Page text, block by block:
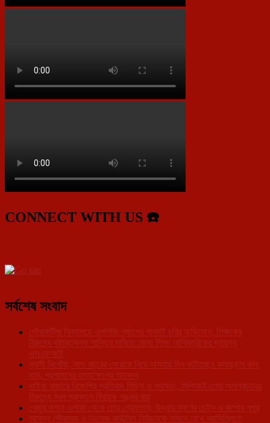
CONNECT WITH US ☎️
সর্বশেষ সংবাদ
গৌরাঙ্গটিলা বিদ্যালয়ে এলপিজি গ্যাসের পাসবই চুরির অভিযোগ, শিক্ষকের
বিরুদ্ধে দৃষ্টান্তমূলক শাস্তির দাবিতে জেলা শিক্ষা আধিকারিকের দ্বারস্থ
এসএফআই
স্বামী নিখোঁজ, সাত বছরের মেয়েকে নিয়ে অসহায় দিন কাটাচ্ছেন কলাছড়ার রুমা
দাস, প্রশাসনের হস্তক্ষেপের আবেদন
থাইবুং বাজারে বিজেপির প্রতিবাদ মিছিল ও পথসভা, সিপিআইএমের অপপ্রচারের
বিরুদ্ধে সরব প্রাক্তন বিধায়ক শঙ্কর রায়
খেজুর বাগান এলাকা থেকে চোর গ্রেফতার, উদ্ধার স্বর্ণের চেইন ও রুপোর নূপুর
আসন্ন পৌরসভা ও ভিলেজ কাউন্সিল নির্বাচনকে সামনে রেখে নয়াদিল্লিতে